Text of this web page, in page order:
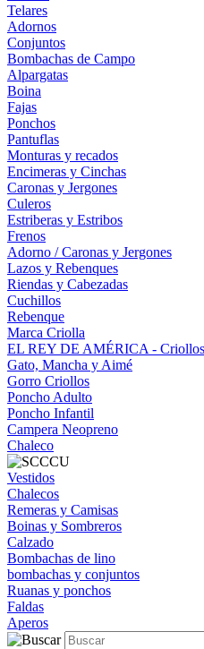
Telares
Adornos
Conjuntos
Bombachas de Campo
Alpargatas
Boina
Fajas
Ponchos
Pantuflas
Monturas y recados
Encimeras y Cinchas
Caronas y Jergones
Culeros
Estriberas y Estribos
Frenos
Adorno / Caronas y Jergones
Lazos y Rebenques
Riendas y Cabezadas
Cuchillos
Rebenque
Marca Criolla
EL REY DE AMÉRICA - Criollos
Gato, Mancha y Aimé
Gorro Criollos
Poncho Adulto
Poncho Infantil
Campera Neopreno
Chaleco
Vestidos
Chalecos
Remeras y Camisas
Boinas y Sombreros
Calzado
Bombachas de lino
bombachas y conjuntos
Ruanas y ponchos
Faldas
Aperos